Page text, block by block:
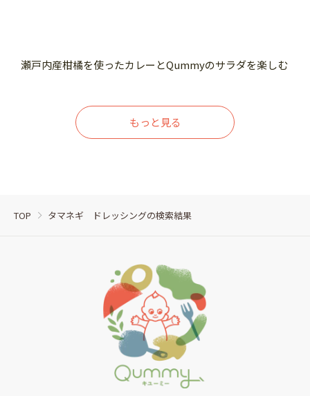
瀬戸内産柑橘を使ったカレーとQummyのサラダを楽しむ
もっと見る
TOP タマネギ ドレッシングの検索結果